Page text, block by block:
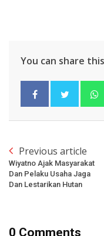
You can share
Previous article
Wiyatno Ajak Masyarakat
Dan Pelaku Usaha Jaga
Dan Lestarikan Hutan
0 Comments